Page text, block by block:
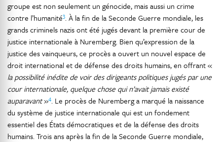
groupe est non seulement un génocide, mais aussi un crime
contre l’humanité3. À la fin de la Seconde Guerre mondiale, les
grands criminels nazis ont été jugés devant la première cour de
justice internationale à Nuremberg. Bien qu’expression de la
justice des vainqueurs, ce procès a ouvert un nouvel espace de
droit international et de défense des droits humains, en offrant «
la possibilité inédite de voir des dirigeants politiques jugés par une
cour internationale, quelque chose qui n’avait jamais existé
auparavant»4. Le procès de Nuremberg a marqué la naissance
du système de justice internationale qui est un fondement
essentiel des États démocratiques et de la défense des droits
humains. Trois ans après la fin de la Seconde Guerre mondiale,